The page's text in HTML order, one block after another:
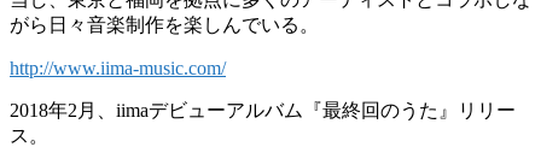
がら日々音楽制作を楽しんでいる。
http://www.iima-music.com/
2018年2月、iimaデビューアルバム『最終回のうた』リリー
ス。